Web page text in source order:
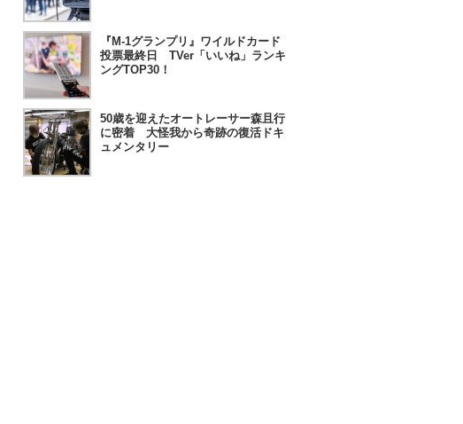
『M-1グランプリ』ワイルドカード
投票最終日 TVer「いいね」ランキ
ングTOP30！
50歳を迎えたオートレーサー森且行
に密着 大怪我から奇跡の復活ドキ
ュメンタリー